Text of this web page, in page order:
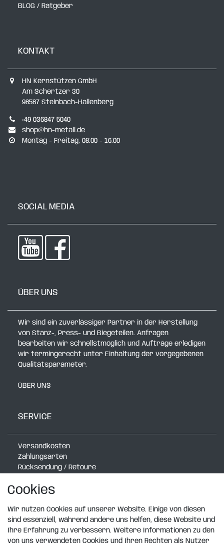
BLOG / Ratgeber
KONTAKT
HN Kernstützen GmbH
Am Schertzer 30
98587 Steinbach-Hallenberg
+49 036847 5040
shop@hn-metall.de
Montag - Freitag, 08:00 - 16:00
SOCIAL MEDIA
ÜBER UNS
Wir sind ein zuverlässiger Partner in der Herstellung
von Stanz-, Press- und Biegeteilen. Anfragen
bearbeiten wir schnellstmöglich und Aufträge erledigen
wir termingerecht unter Einhaltung der vorgegebenen
Qualitätsparameter.
ÜBER UNS
SERVICE
Versandkosten
Zahlungsarten
Rücksendung / Retoure
Verlegerechner Schmal
Rasenkanten Katalog
Design Wandboard
Cookies
Wir nutzen Cookies auf unserer Website. Einige von diesen
sind essenziell, während andere uns helfen, diese Website und
Ihre Erfahrung zu verbessern. Weitere Informationen zu den
von uns verwendeten Cookies und Ihren Rechten als Nutzer